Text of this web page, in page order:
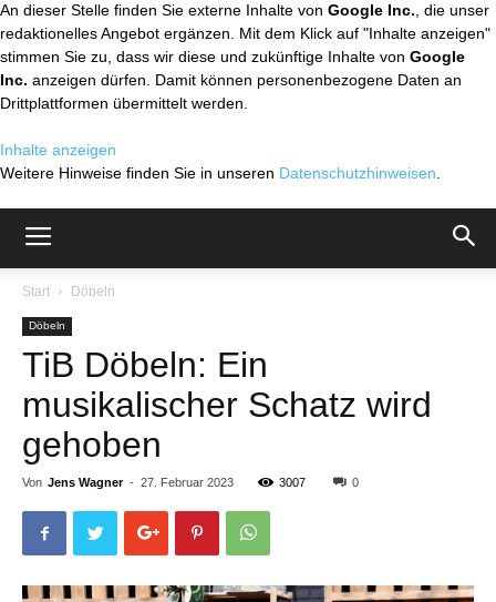
An dieser Stelle finden Sie externe Inhalte von Google Inc. , die unser
redaktionelles Angebot ergänzen. Mit dem Klick auf "Inhalte anzeigen"
stimmen Sie zu, dass wir diese und zukünftige Inhalte von Google
Inc. anzeigen dürfen. Damit können personenbezogene Daten an
Drittplattformen übermittelt werden.
Inhalte anzeigen
Weitere Hinweise finden Sie in unseren Datenschutzhinweisen
Start Döbeln
Döbeln
TiB Döbeln: Ein
musikalischer Schatz wird
gehoben
Von Jens Wagner - 27. Februar 2023 3007 0